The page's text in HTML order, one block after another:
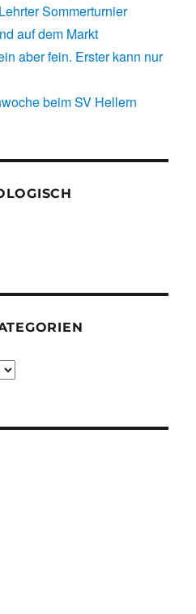
Sommerturnier
auf dem Markt
aber fein. Erster kann nur
beim SV Hellern